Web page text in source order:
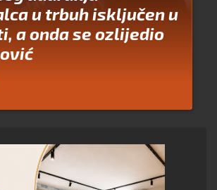
u trbuh isključen u
a onda se ozlijedio